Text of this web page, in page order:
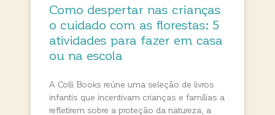
Como despertar nas crianças
o cuidado com as florestas: 5
atividades para fazer em casa
ou na escola
A Colli Books reúne uma seleção de livros
infantis que incentivam crianças e famílias a
refletirem sobre a proteção da natureza, a